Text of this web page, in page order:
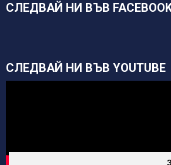
СЛЕДВАЙ НИ ВЪВ
СЛЕДВАЙ НИ ВЪВ YOUTUBE